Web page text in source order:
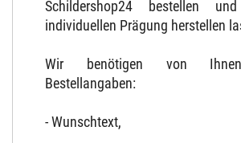
Schildershop24 bestellen
individuellen Prägung herstellen
Wir benötigen von
Bestellangaben:
- Wunschtext,